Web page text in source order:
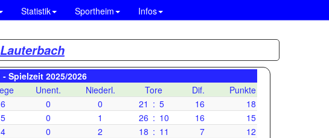
Statistik Sportheim Infos
Spielzeit 2025/2026
Unent. Niederl. Tore Dif.
Punkte
6 0 0 21 : 5 16
18
5 0 1 26 : 10 16
15
4 0 2 18 : 11 7
12